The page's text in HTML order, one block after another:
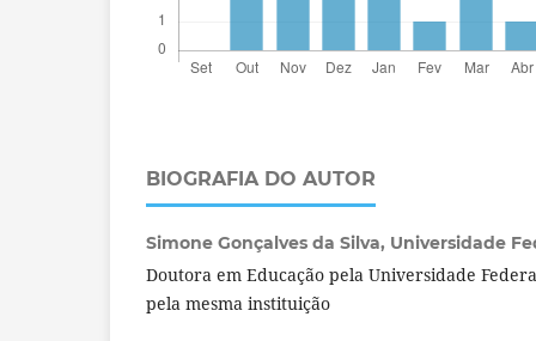
BIOGRAFIA DO AUTOR
Simone Gonçalves da Silva, Universidade
Doutora em Educação pela Universidade
pela mesma instituição